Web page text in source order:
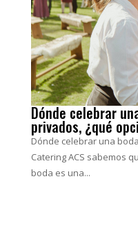
Dónde celebrar
privados, ¿qué
Dónde celebrar una
Catering ACS sabemos
boda es una...